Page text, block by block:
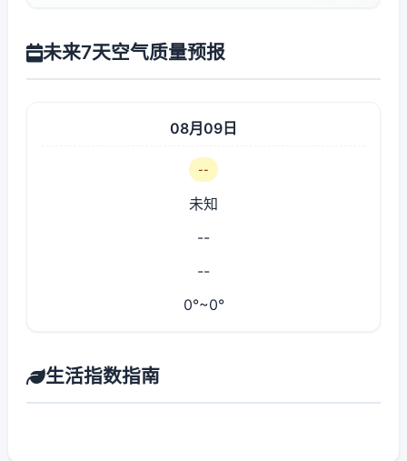
未来7天空气质量预报
08月09日
--
未知
--
--
0°~0°
生活指数指南